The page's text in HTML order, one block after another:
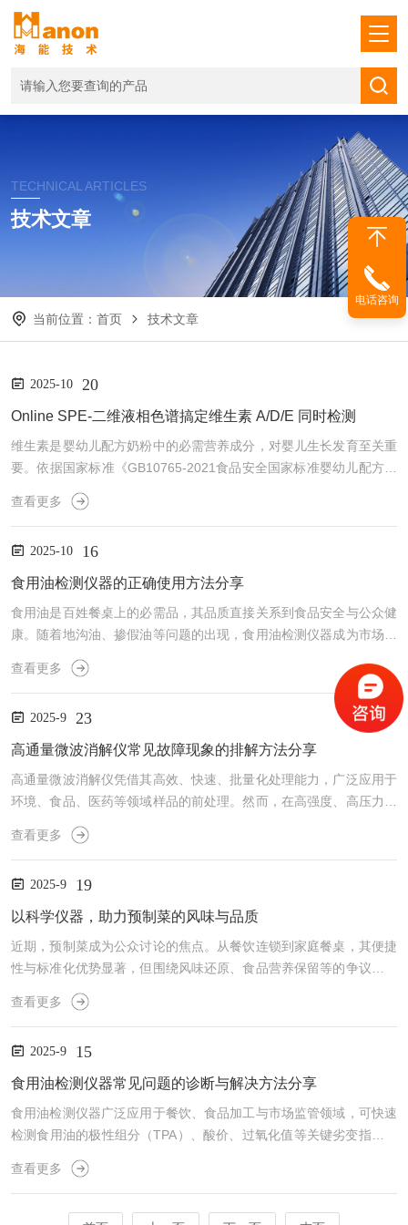
TECHNICAL ARTICLES
技术文章
当前位置： 首页 技术文章
2025-10 20
Online SPE-二维液相色谱搞定维生素 A/D/E 同时检测
维生素是婴幼儿配方奶粉中的必需营养成分，对婴儿生长发育至关重
要。依据国家标准《GB10765-2021食品安全国家标准婴幼儿配方食
品》和《GB10766-2021食品安全国家标准较大婴儿配方食品》等的
规定，婴幼儿配方奶粉中必须添加14种维生素，其中包括脂溶性维生
统*的功效；维生素D可促进钙吸收，强化骨骼发育；维生素E又名生
育酚，是α、β、γ和δ-生育酚等脂溶性维生素的总称，具有抗氧化作
查看更多
2025-10 16
食用油检测仪器的正确使用方法分享
食用油是百姓餐桌上的必需品，其品质直接关系到食品安全与公众健
康。随着地沟油、掺假油等问题的出现，食用油检测仪器成为市场监
管、企业质控与科研分析的“智慧之眼”，可快速、准确地检测酸价、
过氧化值、极性组分、黄曲霉毒素、农药残留等关键指标。掌握食用
油检测仪器的正确使用方法，是确保检测结果科学、公正、可追溯的
关键。第一步：环境准备与仪器校准将仪器置于平稳、干燥、无强光
直射的实验台上，避免振动与电磁干扰。开机预热至规定时间（如30
查看更多
2025-9 23
高通量微波消解仪常见故障现象的排解方法分享
高通量微波消解仪凭借其高效、快速、批量化处理能力，广泛应用于
环境、食品、医药等领域样品的前处理。然而，在高强度、高压力的
消解环境下，仪器常出现消解不全、程序中断、泄漏报警等问题。掌
握高通量微波消解仪常见故障现象的排解方法，是保障实验安全与数
危险的问题。首要检查密封组件：确认消解罐的内衬杯（PTFE或PF
A）是否变形、开裂或老化；检查密封盖的O型圈是否破损、扭曲或
查看更多
2025-9 19
以科学仪器，助力预制菜的风味与品质
近期，预制菜成为公众讨论的焦点。从餐饮连锁到家庭餐桌，其便捷
性与标准化优势显著，但围绕风味还原、食品营养保留等的争议也持
续不断。在标准化效率与传统锅气看似矛盾的背后，科学分析与精准
检测也是破局的关键一环。海能技术提供从原料筛选、风味设计到加
味优化、品质合规与成分鉴定等提供坚实数据支撑。气相离子迁移谱
（GC-IMS）联用仪食品风味分析不仅对保持和提升预制菜等食品品
查看更多
2025-9 15
食用油检测仪器常见问题的诊断与解决方法分享
食用油检测仪器广泛应用于餐饮、食品加工与市场监管领域，可快速
检测食用油的极性组分（TPA）、酸价、过氧化值等关键劣变指标，
判断油品是否过度加热或重复使用。然而，在高温、油烟复杂的环境
中，常因探头污染、校准失准或操作不当导致读数异常、误报警或设
查看更多
电话咨询